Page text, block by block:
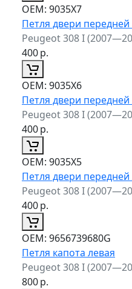
ОЕМ: 9035X7
Петля двери
Peugeot 308 I
400р.
ОЕМ: 9035X6
Петля двери
Peugeot 308 I
400р.
ОЕМ: 9035X5
Петля двери
Peugeot 308 I
400р.
ОЕМ: 9656739680G
Петля капота левая
Peugeot 308 I
800р.